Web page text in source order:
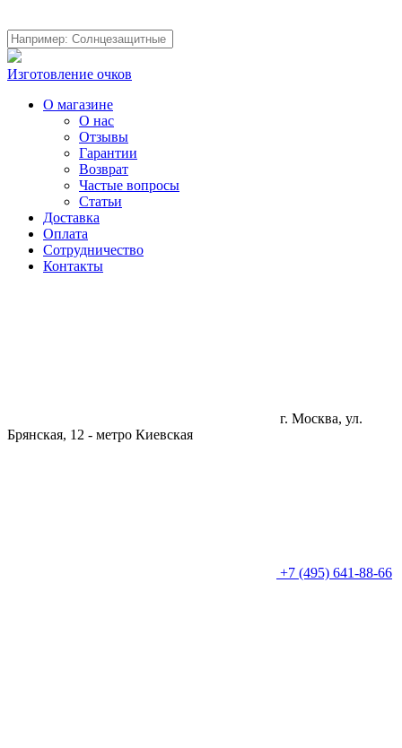
Изготовление очков
О магазине
О нас
Отзывы
Гарантии
Возврат
Частые вопросы
Статьи
Доставка
Оплата
Сотрудничество
Контакты
г. Москва, ул.
Брянская, 12 - метро Киевская
+7 (495) 641-88-66